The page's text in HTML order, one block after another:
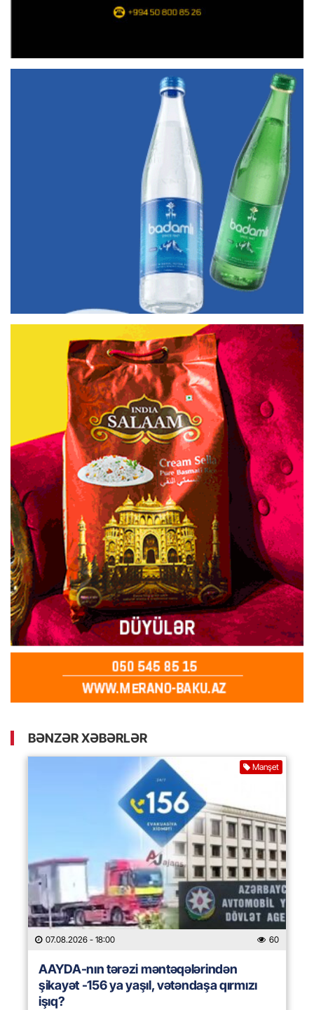
BƏNZƏR XƏBƏRLƏR
Manşet
07.08.2026 - 18:00 60
AAYDA-nın tərəzi məntəqələrindən
şikayət -156 ya yaşıl, vətəndaşa qırmızı
işıq?